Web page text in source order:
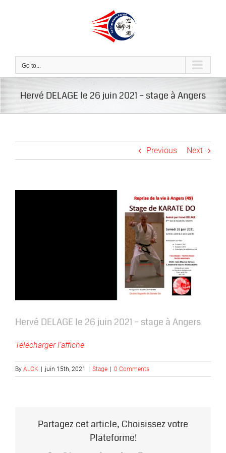
Go to...
Hervé DELAGE le 26 juin 2021 – stage à Angers
Previous Next
Hervé DELAGE le 26 juin 2021 – stage à Angers
Télécharger l’affiche
By ALCK | juin 15th, 2021 | Stage | 0 Comments
Partagez cet article, Choisissez votre
Plateforme!